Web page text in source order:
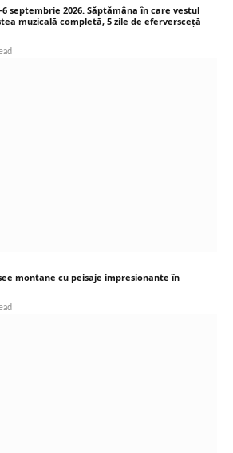
septembrie 2026. Săptămâna în care vestul
muzicală completă, 5 zile de eferversceță
montane cu peisaje impresionante în